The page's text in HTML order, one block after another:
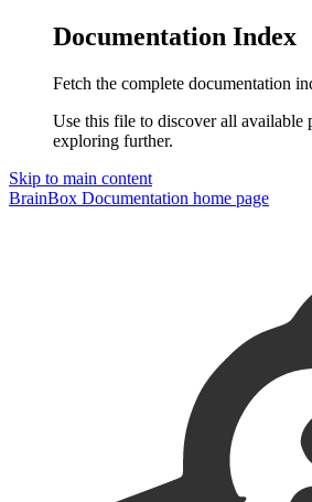
Documentation Index
Fetch the complete documentation
Use this file to discover all available
exploring further.
Skip to main content
BrainBox Documentation home page